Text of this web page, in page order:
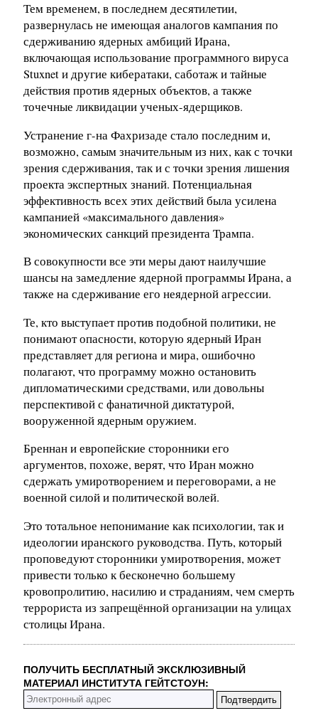
Тем временем, в последнем десятилетии,
развернулась не имеющая аналогов кампания по
сдерживанию ядерных амбиций Ирана,
включающая использование программного вируса
Stuxnet и другие кибератаки, саботаж и тайные
действия против ядерных объектов, а также
точечные ликвидации ученых-ядерщиков.
Устранение г-на Фахризаде стало последним и,
возможно, самым значительным из них, как с точки
зрения сдерживания, так и с точки зрения лишения
проекта экспертных знаний. Потенциальная
эффективность всех этих действий была усилена
кампанией «максимального давления»
экономических санкций президента Трампа.
В совокупности все эти меры дают наилучшие
шансы на замедление ядерной программы Ирана, а
также на сдерживание его неядерной агрессии.
Те, кто выступает против подобной политики, не
понимают опасности, которую ядерный Иран
представляет для региона и мира, ошибочно
полагают, что программу можно остановить
дипломатическими средствами, или довольны
перспективой с фанатичной диктатурой,
вооруженной ядерным оружием.
Бреннан и европейские сторонники его
аргументов, похоже, верят, что Иран можно
сдержать умиротворением и переговорами, а не
военной силой и политической волей.
Это тотальное непонимание как психологии, так и
идеологии иранского руководства. Путь, который
проповедуют сторонники умиротворения, может
привести только к бесконечно большему
кровопролитию, насилию и страданиям, чем смерть
террориста из запрещённой организации на улицах
столицы Ирана.
ПОЛУЧИТЬ БЕСПЛАТНЫЙ ЭКСКЛЮЗИВНЫЙ
МАТЕРИАЛ ИНСТИТУТА ГЕЙТСТОУН: